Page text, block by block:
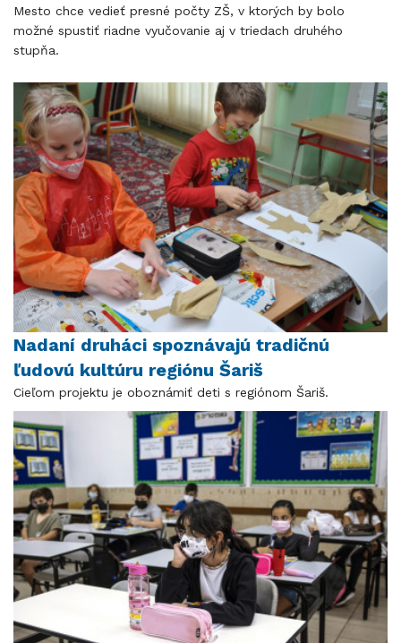
Mesto chce vedieť presné počty ZŠ, v ktorých by bolo
možné spustiť riadne vyučovanie aj v triedach druhého
stupňa.
Nadaní druháci spoznávajú tradičnú
ľudovú kultúru regiónu Šariš
Cieľom projektu je oboznámiť deti s regiónom Šariš.